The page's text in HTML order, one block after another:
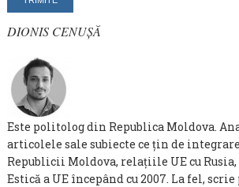
DIONIS CENUȘĂ
Este politolog din Republica Moldova.
articolele sale subiecte ce țin de
Republicii Moldova, relațiile UE cu
Estică a UE începând cu 2007. La fel,